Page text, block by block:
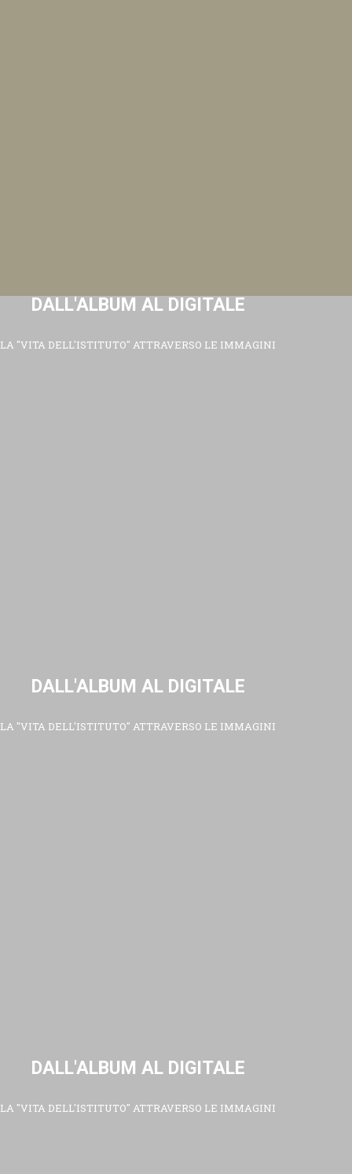
DALL'ALBUM AL DIGITALE
LA "VITA DELL'ISTITUTO" ATTRAVERSO LE IMMAGINI
DALL'ALBUM AL DIGITALE
LA "VITA DELL'ISTITUTO" ATTRAVERSO LE IMMAGINI
DALL'ALBUM AL DIGITALE
LA "VITA DELL'ISTITUTO" ATTRAVERSO LE IMMAGINI